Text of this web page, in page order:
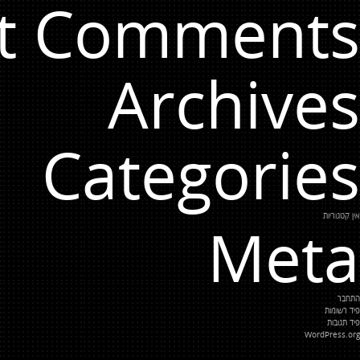
Comments
Archives
Categories
אין קטגוריות
Meta
התחבר
פיד רשומות
פיד תגובות
WordPress.org